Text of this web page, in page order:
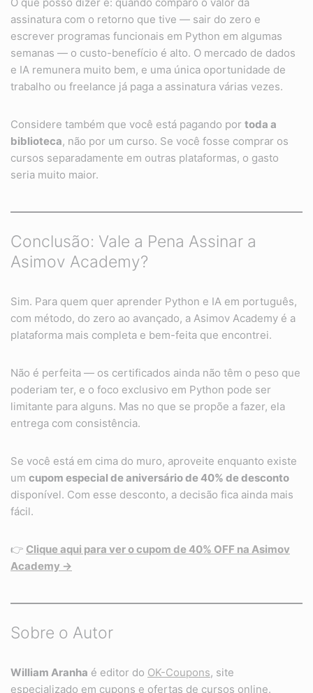
assinatura com o retorno que tive — sair do zero e
escrever programas funcionais em Python em algumas
semanas — o custo-benefício é alto. O mercado de dados
e IA remunera muito bem, e uma única oportunidade de
trabalho ou freelance já paga a assinatura várias vezes.
Considere também que você está pagando por toda a
biblioteca, não por um curso. Se você fosse comprar os
cursos separadamente em outras plataformas, o gasto
seria muito maior.
Conclusão: Vale a Pena Assinar a
Asimov Academy?
Sim. Para quem quer aprender Python e IA em português,
com método, do zero ao avançado, a Asimov Academy é a
plataforma mais completa e bem-feita que encontrei.
Não é perfeita — os certificados ainda não têm o peso que
poderiam ter, e o foco exclusivo em Python pode ser
limitante para alguns. Mas no que se propõe a fazer, ela
entrega com consistência.
Se você está em cima do muro, aproveite enquanto existe
um cupom especial de aniversário de 40% de desconto
disponível. Com esse desconto, a decisão fica ainda mais
fácil.
👉 Clique aqui para ver o cupom de 40% OFF na Asimov
Academy →
Sobre o Autor
William Aranha é editor do OK-Coupons, site
especializado em cupons e ofertas de cursos online.